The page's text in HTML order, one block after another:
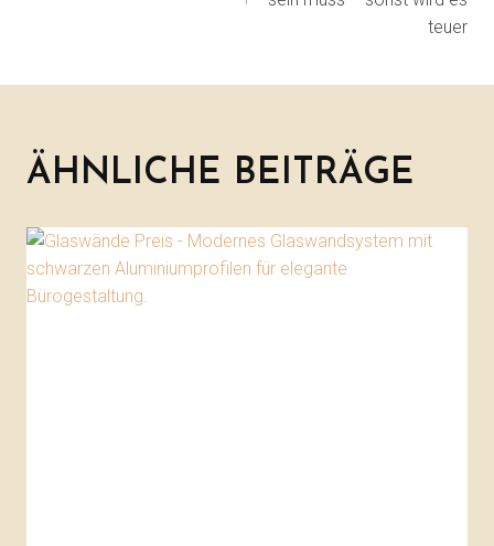
teuer
ÄHNLICHE BEITRÄGE